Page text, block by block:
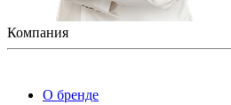
Компания
О бренде